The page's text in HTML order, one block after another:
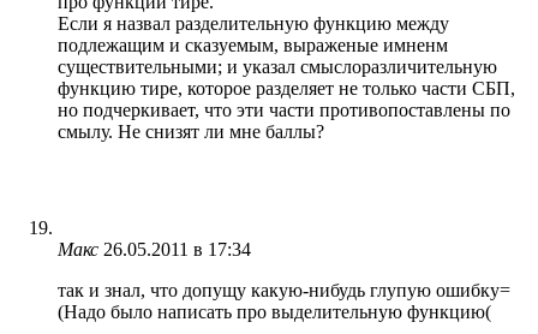
Если я назвал разделительную функцию между
подлежащим и сказуемым, выраженые имненм
существительными; и указал смыслоразличительную
функцию тире, которое разделяет не только части СБП,
но подчеркивает, что эти части противопоставлены по
смылу. Не снизят ли мне баллы?
Макс 26.05.2011 в 17:34
так и знал, что допущу какую-нибудь глупую ошибку=
(Надо было написать про выделительную функцию(